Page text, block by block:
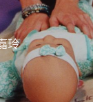
玲